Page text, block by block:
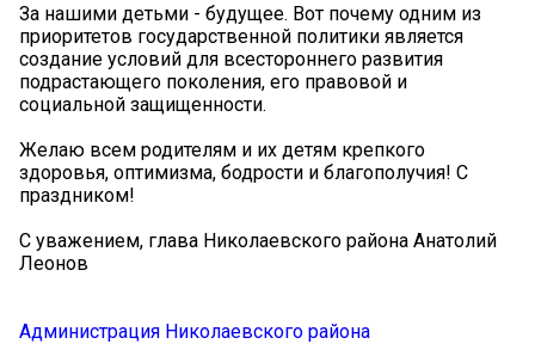
За нашими детьми - будущее. Вот почему одним из
приоритетов государственной политики является
создание условий для всестороннего развития
подрастающего поколения, его правовой и
социальной защищенности.
Желаю всем родителям и их детям крепкого
здоровья, оптимизма, бодрости и благополучия! С
праздником!
С уважением, глава Николаевского района Анатолий
Леонов
Администрация Николаевского района